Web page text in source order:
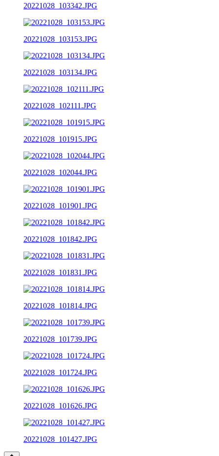
20221028_103342.JPG
20221028_103153.JPG
20221028_103134.JPG
20221028_102111.JPG
20221028_101915.JPG
20221028_102044.JPG
20221028_101901.JPG
20221028_101842.JPG
20221028_101831.JPG
20221028_101814.JPG
20221028_101739.JPG
20221028_101724.JPG
20221028_101626.JPG
20221028_101427.JPG